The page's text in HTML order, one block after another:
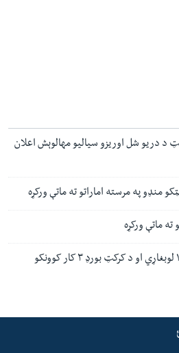
د دریو شل اوریزو سیالیو مهالوېش اعلان
ته ماتې ورکړه
د افغانستان د ۱۹ کلنو د لوبډلې ۱ لوبغاړي او د کرکټ بورډ ۳ کار کوونکو